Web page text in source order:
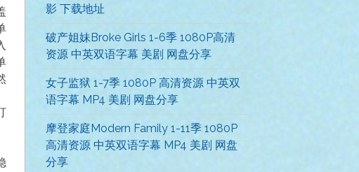
影 下载地址
破产姐妹Broke Girls 1-6季 1080P高清
资源 中英双语字幕 美剧 网盘分享
女子监狱 1-7季 1080P 高清资源 中英双
语字幕 MP4 美剧 网盘分享
摩登家庭Modern Family 1-11季 1080P
高清资源 中英双语字幕 MP4 美剧 网盘
分享